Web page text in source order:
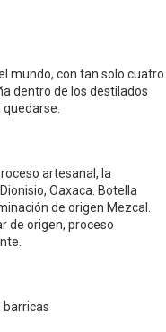
mundo, con tan solo cuatro
dentro de los destilados
quedarse.
artesanal, la
Oaxaca. Botella
de origen Mezcal.
de origen, proceso
barricas